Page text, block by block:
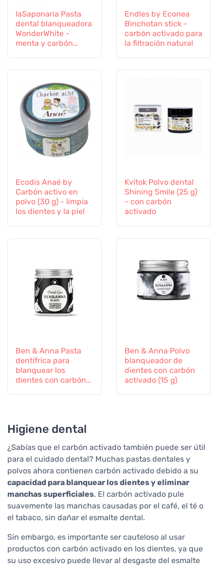
laSaponaria Pasta
dental blanqueadora
WonderWhite -
menta y carbón
Endles by Econea
Binchotan stick -
carbón activado para
la filtración natural
Ecodis Anaé by
Carbón activo en
polvo (30 g) - limpia
los dientes y la piel
Kvitok Polvo dental
Shining Smile (25 g)
- con carbón
activado
Ben & Anna Pasta
dentífrica para
blanquear los
dientes con carbón
Ben & Anna Polvo
blanqueador de
dientes con carbón
activado (15 g)
Higiene dental
¿Sabías que el carbón activado también puede ser útil
para el cuidado dental? Muchas pastas dentales y
polvos ahora contienen carbón activado debido a su
capacidad para blanquear los dientes y eliminar
manchas superficiales. El carbón activado pule
suavemente las manchas causadas por el café, el té o
el tabaco, sin dañar el esmalte dental.
Sin embargo, es importante ser cauteloso al usar
productos con carbón activado en los dientes, ya que
su uso excesivo puede llevar al desgaste del esmalte